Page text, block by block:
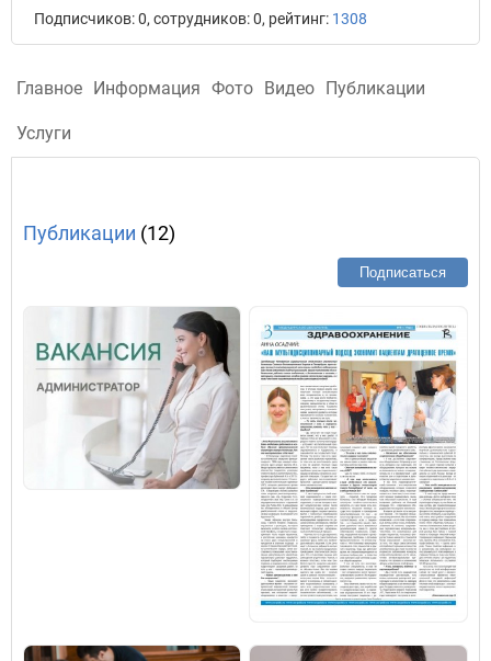
Подписчиков: 0, сотрудников: 0, рейтинг: 1308
Главное Информация Фото Видео Публикации
Услуги
Публикации (12)
Подписаться